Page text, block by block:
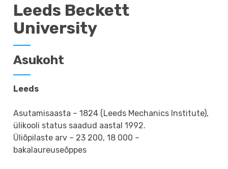
Leeds Beckett
University
Asukoht
Leeds
Asutamisaasta – 1824 (Leeds Mechanics Institute),
ülikooli status saadud aastal 1992.
Üliõpilaste arv – 23 200, 18 000 –
bakalaureuseõppes